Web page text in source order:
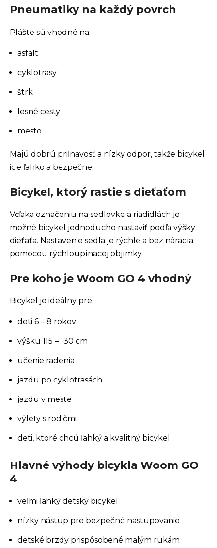
Pneumatiky na každý povrch
Plášte sú vhodné na:
asfalt
cyklotrasy
štrk
lesné cesty
mesto
Majú dobrú priľnavosť a nízky odpor, takže bicykel
ide ľahko a bezpečne.
Bicykel, ktorý rastie s dieťaťom
Vďaka označeniu na sedlovke a riadidlách je
možné bicykel jednoducho nastaviť podľa výšky
dieťaťa. Nastavenie sedla je rýchle a bez náradia
pomocou rýchloupínacej objímky.
Pre koho je Woom GO 4 vhodný
Bicykel je ideálny pre:
deti 6 – 8 rokov
výšku 115 – 130 cm
učenie radenia
jazdu po cyklotrasách
jazdu v meste
výlety s rodičmi
deti, ktoré chcú ľahký a kvalitný bicykel
Hlavné výhody bicykla Woom GO
4
veľmi ľahký detský bicykel
nízky nástup pre bezpečné nastupovanie
detské brzdy prispôsobené malým rukám